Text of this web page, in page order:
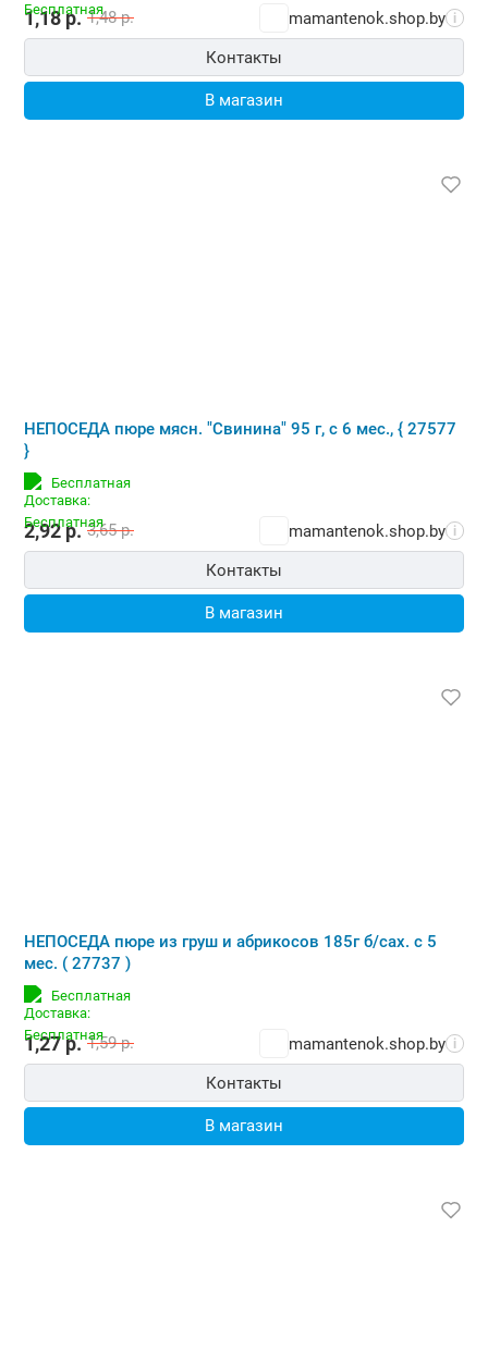
1,18р. 1,48р. mamantenok.shop.by i
Контакты
В магазин
НЕПОСЕДА пюре мясн. "Свинина" 95 г, с 6 мес., { 27577
}
Бесплатная
2,92р. 3,65р. mamantenok.shop.by i
Контакты
В магазин
НЕПОСЕДА пюре из груш и абрикосов 185г б/сах. с 5
мес. ( 27737 )
Бесплатная
1,27р. 1,59р. mamantenok.shop.by i
Контакты
В магазин